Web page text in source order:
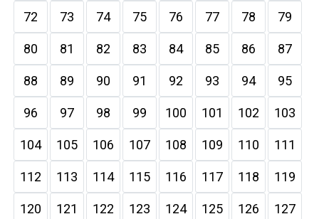
72 73 74 75 76 77 78 79
80 81 82 83 84 85 86 87
88 89 90 91 92 93 94 95
96 97 98 99 100 101 102 103
104 105 106 107 108 109 110 111
112 113 114 115 116 117 118 119
120 121 122 123 124 125 126 127